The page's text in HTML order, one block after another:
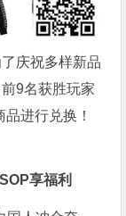
庆祝多样新品
9名获胜玩家
进行兑换！
享福利